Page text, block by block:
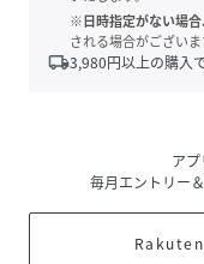
※日時指定がない場
される場合がござい
local_shipping3,980円以上の購入
ア
毎月エントリー
Rakuten